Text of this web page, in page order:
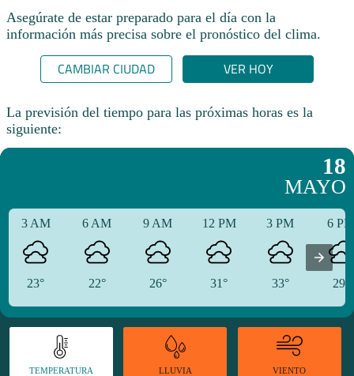
Asegúrate de estar preparado para el día con la
información más precisa sobre el pronóstico del clima.
CAMBIAR CIUDAD VER HOY
La previsión del tiempo para las próximas horas es la
siguiente:
18
MAYO
3 AM
23°
6 AM
22°
9 AM
26°
12 PM
31°
3 PM
33°
6
29°
TEMPERATURA LLUVIA VIENTO